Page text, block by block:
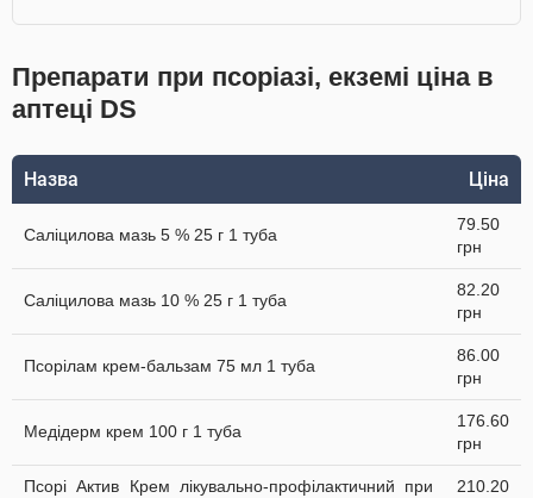
Препарати при псоріазі, екземі ціна в
аптеці DS
Назва Ціна
Саліцилова мазь 5 % 25 г 1 туба
79.50
грн
Саліцилова мазь 10 % 25 г 1 туба
82.20
грн
Псорілам крем-бальзам 75 мл 1 туба
86.00
грн
Медідерм крем 100 г 1 туба
176.60
грн
Псорі Актив Крем лікувально-профілактичний при
210.20